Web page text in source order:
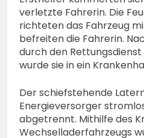
am
(11-
und
7.
um
6.
verletzte Fahrerin. Die
richteten das Fahrzeug
befreiten die Fahrerin.
durch den
wurde sie in ein
Der schiefstehende
Energieversorger
abgetrennt. Mithilfe des
Wechselladerfahrzeugs